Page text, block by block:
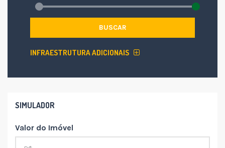
BUSCAR
INFRAESTRUTURA ADICIONAIS
SIMULADOR
Valor do Imóvel